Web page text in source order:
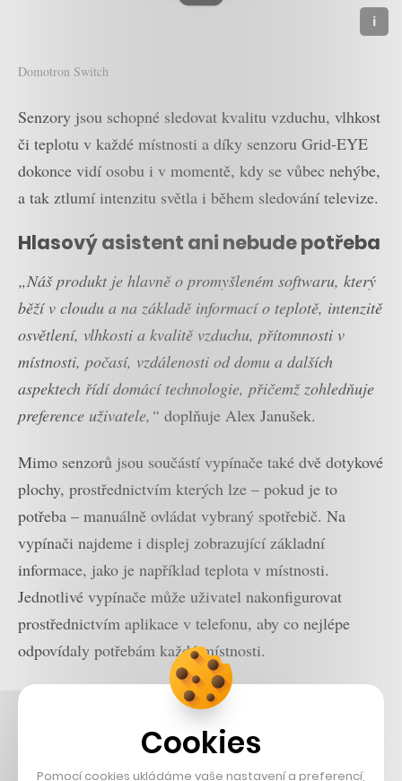
Domotron Switch
Senzory jsou schopné sledovat kvalitu vzduchu, vlhkost
či teplotu v každé místnosti a díky senzoru Grid-EYE
dokonce vidí osobu i v momentě, kdy se vůbec nehýbe,
a tak ztlumí intenzitu světla i během sledování televize.
Hlasový asistent ani nebude potřeba
„Náš produkt je hlavně o promyšleném softwaru, který
běží v cloudu a na základě informací o teplotě, intenzitě
osvětlení, vlhkosti a kvalitě vzduchu, přítomnosti v
místnosti, počasí, vzdálenosti od domu a dalších
aspektech řídí domácí technologie, přičemž zohledňuje
preference uživatele,“ doplňuje Alex Janušek.
Mimo senzorů jsou součástí vypínače také dvě dotykové
plochy, prostřednictvím kterých lze – pokud je to
potřeba – manuálně ovládat vybraný spotřebič. Na
vypínači najdeme i displej zobrazující základní
informace, jako je například teplota v místnosti.
Jednotlivé vypínače může uživatel nakonfigurovat
prostřednictvím aplikace v telefonu, aby co nejlépe
odpovídaly potřebám každé místnosti.
Cookies
Pomocí cookies ukládáme vaše nastavení a preferencí,